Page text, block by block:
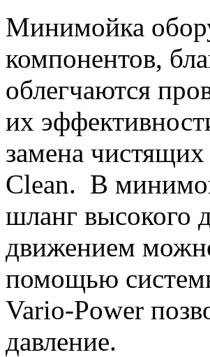
Минимойка
компонентов,
облегчаются
их
замена чистящих
Clean. В
шланг высокого
движением
помощью
Vario-Power
давление.